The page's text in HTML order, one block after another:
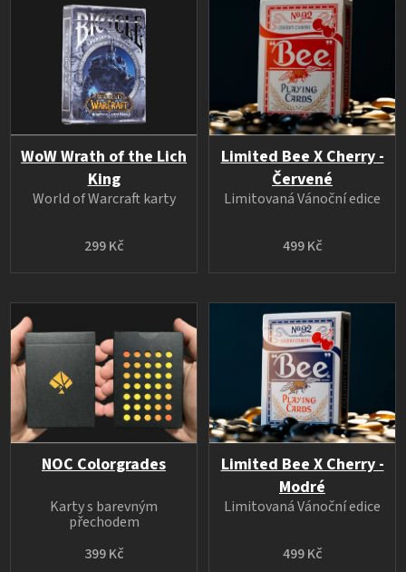
WoW Wrath of the Lich
King
299 Kč
World of Warcraft karty
Limited Bee X Cherry -
Červené
499 Kč
Limitovaná Vánoční edice
NOC Colorgrades
399 Kč
Karty s barevným
přechodem
Limited Bee X Cherry -
Modré
499 Kč
Limitovaná Vánoční edice